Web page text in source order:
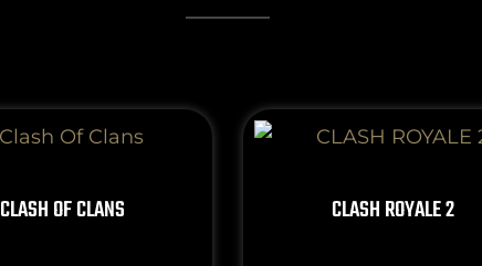
CLASH OF CLANS
CLASH ROYALE 2